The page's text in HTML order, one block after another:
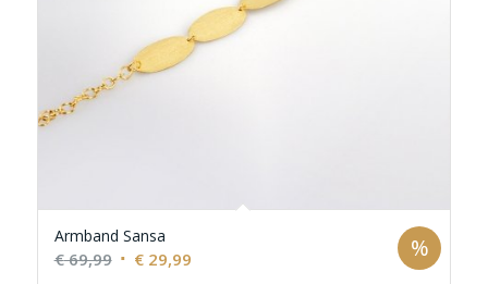
Armband Sansa
€69,99 Ursprünglicher
€29,99Aktueller
%